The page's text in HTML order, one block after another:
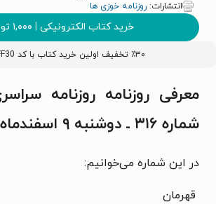
انتشارات: روزنامه خوزی ها
خرید کتاب الکترونیکی | ۱,۰۰۰
٪۳۰ تخفیف اولین خرید کتاب با کد
معرفی روزنامه روزنامه
شماره ۳۱۶ ـ دوشنبه ۹ اسفندماه ۱۴۰۰
در این شماره می‌خوانیم:
قهرمان